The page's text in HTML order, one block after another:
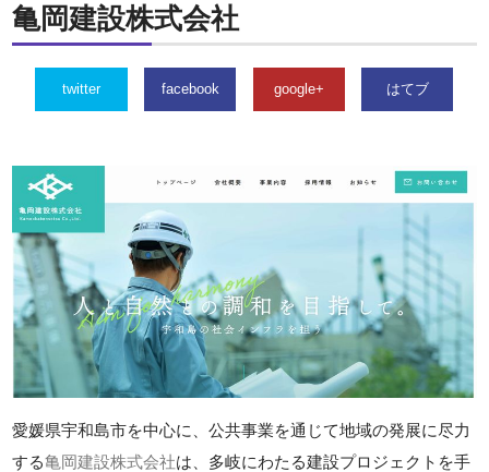
亀岡建設株式会社
twitter facebook google+ はてブ
愛媛県宇和島市を中心に、公共事業を通じて地域の発展に尽力
する亀岡建設株式会社は、多岐にわたる建設プロジェクトを手